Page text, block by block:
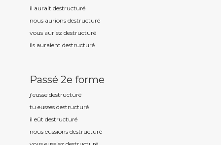
il aurait destructuré
nous aurions destructuré
vous auriez destructuré
ils auraient destructuré
Passé 2e forme
j'eusse destructuré
tu eusses destructuré
il eût destructuré
nous eussions destructuré